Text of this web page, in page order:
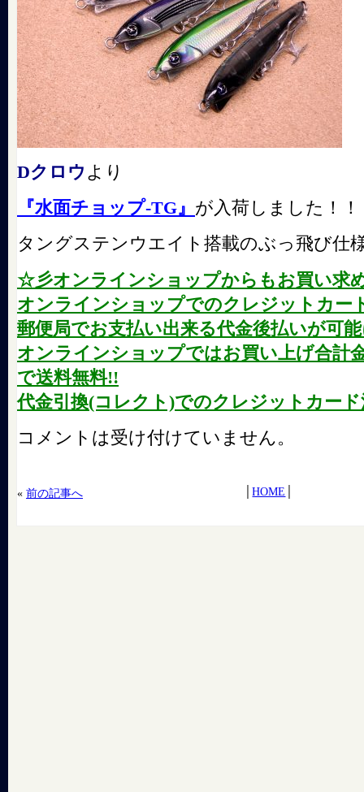
Dクロウ より
『水面チョップ-TG』 が入荷しました！！
タングステンウエイト搭載のぶっ飛び仕
☆彡オンラインショップからもお買い求
オンラインショップでのクレジットカー
郵便局でお支払い出来る代金後払いが可
オンラインショップではお買い上げ合計
で送料無料!!
代金引換(コレクト)でのクレジットカー
コメントは受け付けていません。
« 前の記事へ │HOME